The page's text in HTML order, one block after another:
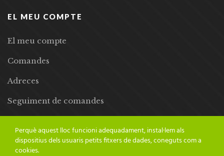
EL MEU COMPTE
El meu compte
Comandes
Adreces
Seguiment de comandes
Perquè aquest lloc funcioni adequadament, instal·lem als
dispositius dels usuaris petits fitxers de dades, coneguts com a
cookies.